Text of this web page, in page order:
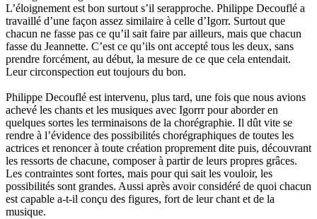
L’éloignement est bon surtout s’il serapproche. Philippe Decouflé a
travaillé d’une façon assez similaire à celle d’Igorr. Surtout que
chacun ne fasse pas ce qu’il sait faire par ailleurs, mais que chacun
fasse du Jeannette. C’est ce qu’ils ont accepté tous les deux, sans
prendre forcément, au début, la mesure de ce que cela entendait.
Leur circonspection eut toujours du bon.
Philippe Decouflé est intervenu, plus tard, une fois que nous avions
achevé les chants et les musiques avec Igorrr pour aborder en
quelques sortes les terminaisons de la chorégraphie. Il dût vite se
rendre à l’évidence des possibilités chorégraphiques de toutes les
actrices et renoncer à toute création proprement dite puis, découvrant
les ressorts de chacune, composer à partir de leurs propres grâces.
Les contraintes sont fortes, mais pour qui sait les vouloir, les
possibilités sont grandes. Aussi après avoir considéré de quoi chacun
est capable a-t-il conçu des figures, fort de leur chant et de la
musique.